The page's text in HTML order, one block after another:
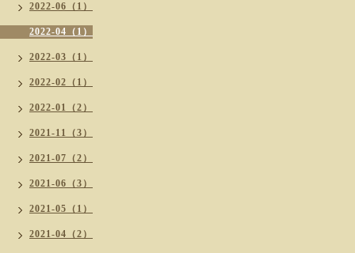
2022-06（1）
2022-04（1）
2022-03（1）
2022-02（1）
2022-01（2）
2021-11（3）
2021-07（2）
2021-06（3）
2021-05（1）
2021-04（2）